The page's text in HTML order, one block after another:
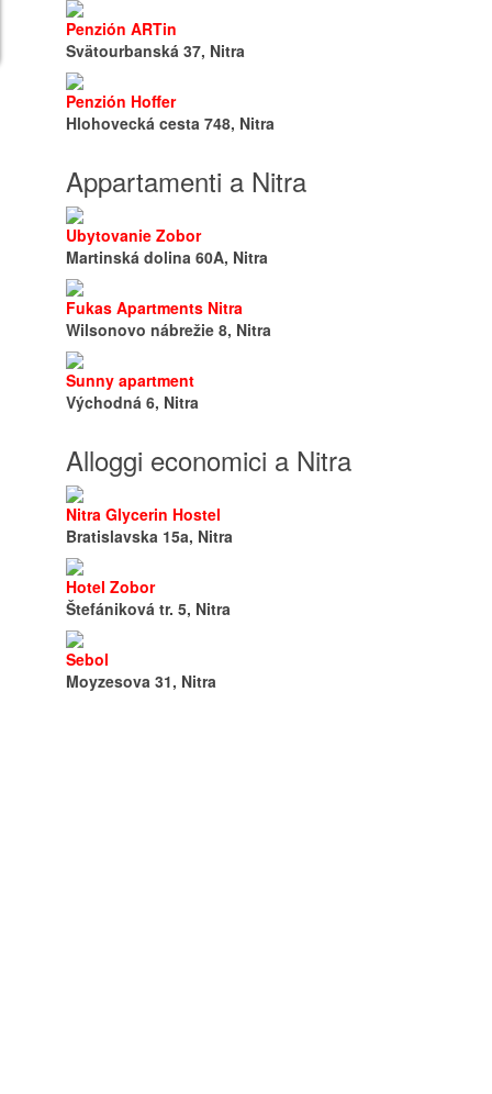
Penzión ARTin
Svätourbanská 37, Nitra
Penzión Hoffer
Hlohovecká cesta 748, Nitra
Appartamenti a Nitra
Ubytovanie Zobor
Martinská dolina 60A, Nitra
Fukas Apartments Nitra
Wilsonovo nábrežie 8, Nitra
Sunny apartment
Východná 6, Nitra
Alloggi economici a Nitra
Nitra Glycerin Hostel
Bratislavska 15a, Nitra
Hotel Zobor
Štefániková tr. 5, Nitra
Sebol
Moyzesova 31, Nitra